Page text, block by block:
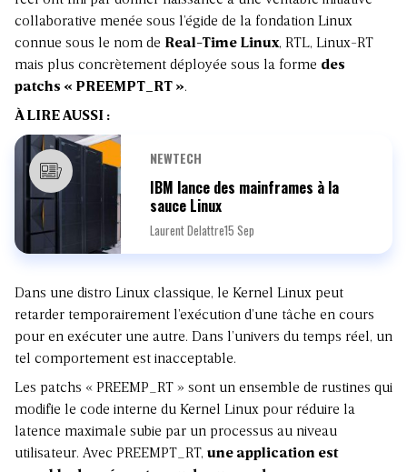
collaborative menée sous l’égide de la fondation Linux
connue sous le nom de Real-Time Linux, RTL, Linux-RT
mais plus concrètement déployée sous la forme des
patchs « PREEMPT_RT ».
À LIRE AUSSI :
NEWTECH
IBM lance des mainframes à la
sauce Linux
Laurent Delattre15 Sep
Dans une distro Linux classique, le Kernel Linux peut
retarder temporairement l’exécution d’une tâche en cours
pour en exécuter une autre. Dans l’univers du temps réel, un
tel comportement est inacceptable.
Les patchs « PREEMP_RT » sont un ensemble de rustines qui
modifie le code interne du Kernel Linux pour réduire la
latence maximale subie par un processus au niveau
utilisateur. Avec PREEMPT_RT, une application est